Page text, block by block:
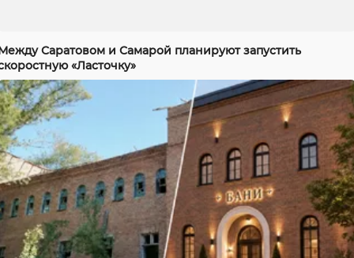
Саратовом и Самарой планируют запустить
«Ласточку»